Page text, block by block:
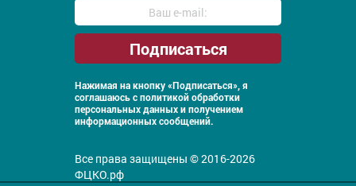
Нажимая на кнопку «Подписаться», я
соглашаюсь с политикой обработки
персональных данных и получением
информационных сообщений.
Все права защищены © 2016-2026
ФЦКО.рф